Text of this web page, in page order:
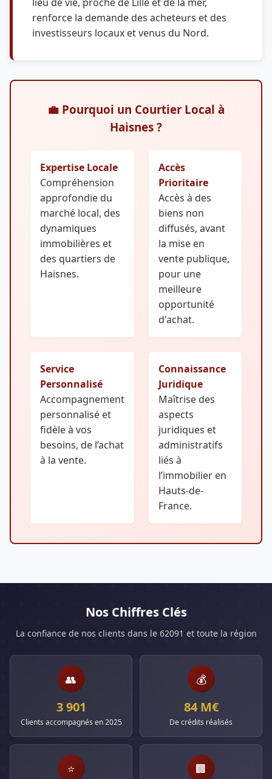
renforce la demande des acheteurs et des
investisseurs locaux et venus du Nord.
💼 Pourquoi un Courtier Local à
Haisnes ?
Expertise Locale
Compréhension
approfondie du
marché local, des
dynamiques
immobilières et
des quartiers de
Haisnes.
Accès
Prioritaire
Accès à des
biens non
diffusés, avant
la mise en
vente publique,
pour une
meilleure
opportunité
d'achat.
Service
Personnalisé
Accompagnement
personnalisé et
fidèle à vos
besoins, de l’achat
à la vente.
Connaissance
Juridique
Maîtrise des
aspects
juridiques et
administratifs
liés à
l’immobilier en
Hauts-de-
France.
Nos Chiffres Clés
La confiance de nos clients dans le 62091 et toute la région
👥
3 901
Clients accompagnés en 2025
💰
84 M€
De crédits réalisés
⭐ 🏢